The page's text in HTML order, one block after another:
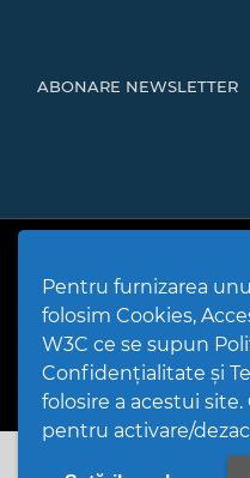
Pentru furnizarea
folosim Cookies,
W3C ce se supun
Confidențialitate și
folosire a acestui site.
pentru activare/
ABONARE NEWSLETTER
Politică de utilizare Cookies
Termeni și condiții
Hartă Website